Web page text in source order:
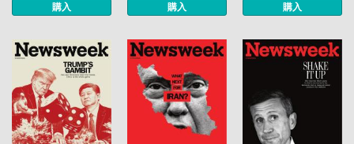
購入 購入 購入